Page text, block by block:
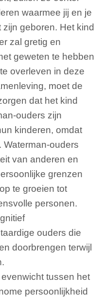
waarmee jij en je
geboren. Het kind
zal gretig en
geweten te hebben
overleven in deze
moet de
dat het kind
ouders zijn
kinderen, omdat
Waterman-ouders
van anderen en
grenzen
te groeien tot
personen.
ouders die
doorbrengen terwijl
tussen het
persoonlijkheid